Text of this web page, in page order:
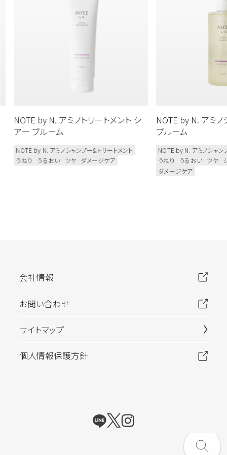
NOTE by N. アミノトリートメント シ
アー ブルーム
NOTE by N. アミノシャンプー&トリートメント
うねり
うるおい ツヤ ダメージケア
NOTE by N. アミ
ブルーム
NOTE by N. アミノシャン
うねり
うるおい ツヤ
ダメージケア
会社情報
お問い合わせ
サイトマップ
個人情報保護方針